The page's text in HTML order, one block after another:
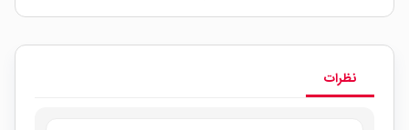
نظرات